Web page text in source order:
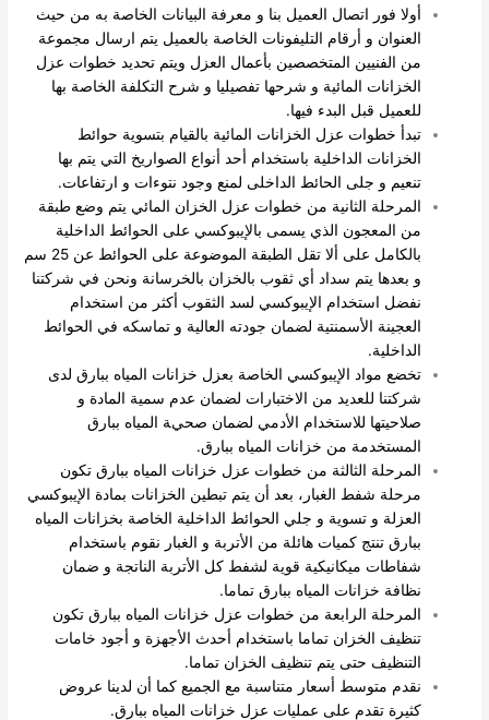
أولا فور اتصال العميل بنا و معرفة البيانات الخاصة به من حيث
العنوان و أرقام التليفونات الخاصة بالعميل يتم ارسال مجموعة
من الفنيين المتخصصين بأعمال العزل ويتم تحديد خطوات عزل
الخزانات المائية و شرحها تفصيليا و شرح التكلفة الخاصة بها
للعميل قبل البدء فيها.
تبدأ خطوات عزل الخزانات المائية بالقيام بتسوية حوائط
الخزانات الداخلية باستخدام أحد أنواع الصواريخ التي يتم بها
تنعيم و جلى الحائط الداخلى لمنع وجود نتوءات و ارتفاعات.
المرحلة الثانية من خطوات عزل الخزان المائي يتم وضع طبقة
من المعجون الذي يسمى بالإيبوكسي على الحوائط الداخلية
بالكامل على ألا تقل الطبقة الموضوعة على الحوائط عن 25 سم
و بعدها يتم سداد أي ثقوب بالخزان بالخرسانة ونحن في شركتنا
نفضل استخدام الإيبوكسي لسد الثقوب أكثر من استخدام
العجينة الأسمنتية لضمان جودته العالية و تماسكه في الحوائط
الداخلية.
تخضع مواد الإيبوكسي الخاصة بعزل خزانات المياه ببارق لدى
شركتنا للعديد من الاختبارات لضمان عدم سمية المادة و
صلاحيتها للاستخدام الأدمي لضمان صحية المياه ببارق
المستخدمة من خزانات المياه ببارق.
المرحلة الثالثة من خطوات عزل خزانات المياه ببارق تكون
مرحلة شفط الغبار، بعد أن يتم تبطين الخزانات بمادة الإيبوكسي
العزلة و تسوية و جلي الحوائط الداخلية الخاصة بخزانات المياه
ببارق تنتج كميات هائلة من الأتربة و الغبار نقوم باستخدام
شفاطات ميكانيكية قوية لشفط كل الأتربة الناتجة و ضمان
نظافة خزانات المياه ببارق تماما.
المرحلة الرابعة من خطوات عزل خزانات المياه ببارق تكون
تنظيف الخزان تماما باستخدام أحدث الأجهزة و أجود خامات
التنظيف حتى يتم تنظيف الخزان تماما.
نقدم متوسط أسعار متناسبة مع الجميع كما أن لدينا عروض
كثيرة تقدم على عمليات عزل خزانات المياه ببارق.